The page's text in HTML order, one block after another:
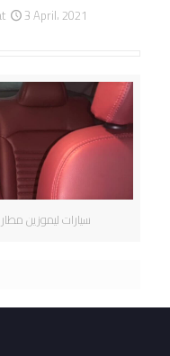
3 April، 2021
سيارات ليموزين